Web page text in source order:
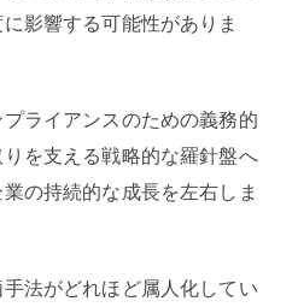
影響する可能性がありま
ライアンスのための義務的
を支える戦略的な羅針盤へ
の持続的な成長を左右しま
法がどれほど属人化してい